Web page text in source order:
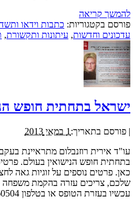
להמשך קריאה
פורסם בקטגוריות: כתבות וידאו
עדכונים וחדשות, עיתונות ותקשורת,
ישראל בתחתית חופש
| פורסם בתאריך: 1 במאי 2013
עו"ד אירית רוזנבלום מתראיינת
בתחתית חופש הנישואין בעולם.
כאן. פרטים נוספים על זוגיות גאה
שלכם, צריכים עזרה בהקמת משפחה
עכשיו בעזרת הטופס או בטלפון 03-5660504 (ימים א'-ה' 09:00-18:00):